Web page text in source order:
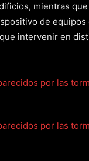
mientras
de
intervenir en